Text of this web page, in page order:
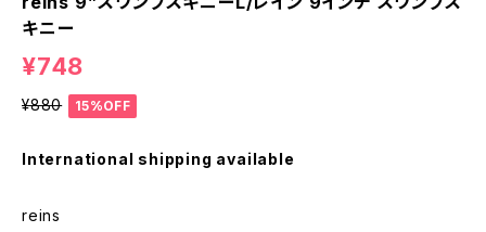
キニー
¥748
¥880 15%OFF
International shipping available
reins